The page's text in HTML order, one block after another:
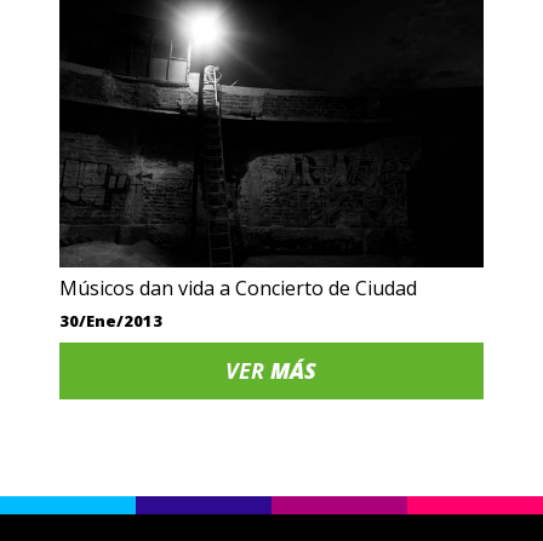
Músicos dan vida a Concierto de Ciudad
30/Ene/2013
VERMÁS